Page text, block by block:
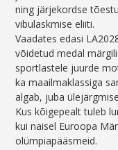
ning järjekordse
vibulaskmise eliiti.
Vaadates edasi
võidetud medal
sportlastele juurde
ka maailmaklassiga
algab, juba
Kus kõigepealt tuleb
kui naisel Euroopa
olümpiapääsmeid.